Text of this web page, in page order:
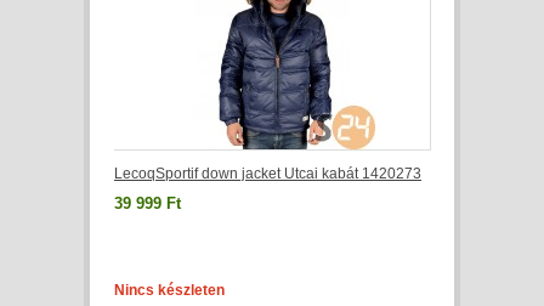
LecoqSportif down jacket Utcai kabát 1420273
39 999 Ft
Nincs készleten